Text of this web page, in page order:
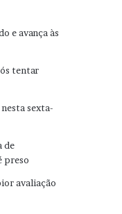
e avança às
tentar
sexta-
de
preso
avaliação